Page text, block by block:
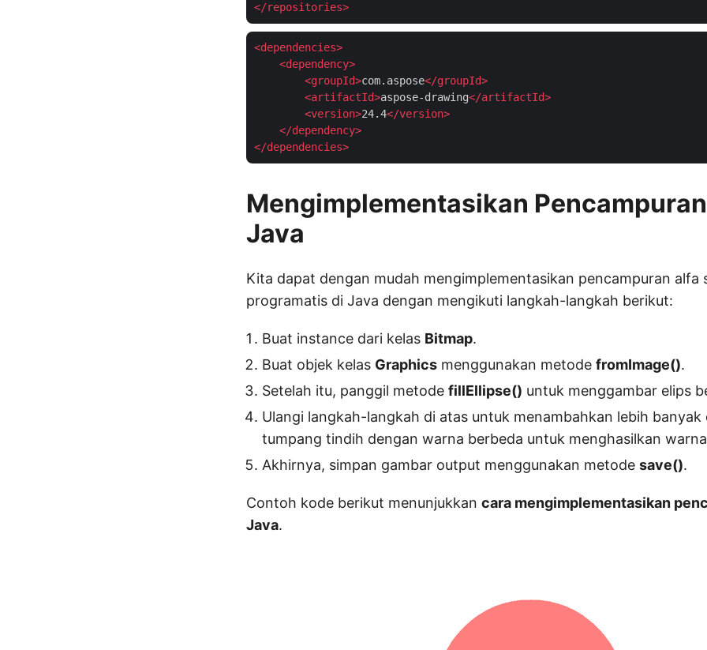
</repositories>
<dependencies>
<dependency>
<groupId>com.aspose</groupId>
<artifactId>aspose-drawing</artifactId>
<version>24.4</version>
</dependency>
</dependencies>
Mengimplementasikan
Java
Kita dapat dengan mudah mengimplementasikan pencampuran alfa
programatis di Java dengan mengikuti langkah-langkah berikut:
Buat instance dari kelas Bitmap.
Buat objek kelas Graphics menggunakan metode fromImage().
Setelah itu, panggil metode fillEllipse() untuk menggambar elips
Ulangi langkah-langkah di atas untuk menambahkan lebih banyak
tumpang tindih dengan warna berbeda untuk menghasilkan
Akhirnya, simpan gambar output menggunakan metode save().
Contoh kode berikut menunjukkan cara mengimplementasikan
Java.